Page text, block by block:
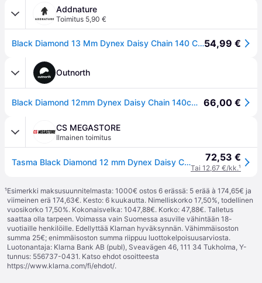
Addnature
Toimitus 5,90 €
Black Diamond 13 Mm Dynex Daisy Chain 140 Cm Red - 140 cm54,99 €
Outnorth
Black Diamond 12mm Dynex Daisy Chain 140cm Red - OneSize 66,00 €
CS MEGASTORE
Ilmainen toimitus
Tasma Black Diamond 12 mm Dynex Daisy Chain 140 cm - red 72,53 €
Tai 12,67 €/kk.¹
¹Esimerkki maksusuunnitelmasta: 1000€ ostos 6 erässä: 5 erää à 174,65€ ja
viimeinen erä 174,63€. Kesto: 6 kuukautta. Nimelliskorko 17,50%, todellinen
vuosikorko 17,50%. Kokonaisvelka: 1047,88€. Korko: 47,88€. Talletus
saattaa olla tarpeen. Voimassa vain Suomessa asuville vähintään 18-
vuotiaille henkilöille. Edellyttää Klarnan hyväksynnän. Vähimmäisoston
summa 25€; enimmäisoston summa riippuu luottokelpoisuusarviosta.
Luotonantaja: Klarna Bank AB (publ), Sveavägen 46, 111 34 Tukholma, Y-
tunnus: 556737-0431. Katso ehdot osoitteesta
https://www.klarna.com/fi/ehdot/.